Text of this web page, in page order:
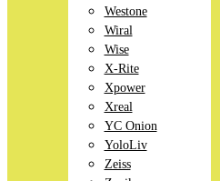
Westone
Wiral
Wise
X-Rite
Xpower
Xreal
YC Onion
YoloLiv
Zeiss